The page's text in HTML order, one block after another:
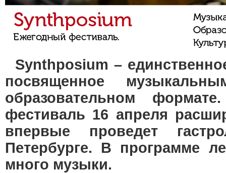
Synthposium –
посвященное
образовательном
фестиваль 16 апреля
впервые проведет
Петербурге. В программе
много музыки.